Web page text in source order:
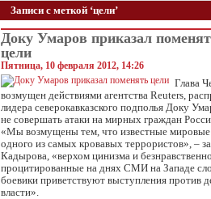
Записи с меткой ‘цели’
Доку Умаров приказал
цели
Пятница, 10 февраля 2012, 14:26
Глава
возмущен действиями агентства Reuters,
лидера северокавказского подполья Доку
не совершать атаки на мирных граждан
«Мы возмущены тем, что известные
одного из самых кровавых террористов», –
Кадырова, «верхом цинизма и
процитированные на днях СМИ на Западе
боевики приветствуют выступления против
власти».